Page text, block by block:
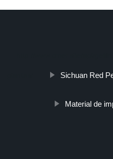
Sichuan Red
Material de